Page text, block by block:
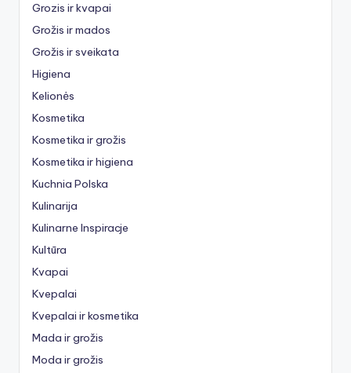
Grozis ir kvapai
Grožis ir mados
Grožis ir sveikata
Higiena
Kelionės
Kosmetika
Kosmetika ir grožis
Kosmetika ir higiena
Kuchnia Polska
Kulinarija
Kulinarne Inspiracje
Kultūra
Kvapai
Kvepalai
Kvepalai ir kosmetika
Mada ir grožis
Moda ir grožis